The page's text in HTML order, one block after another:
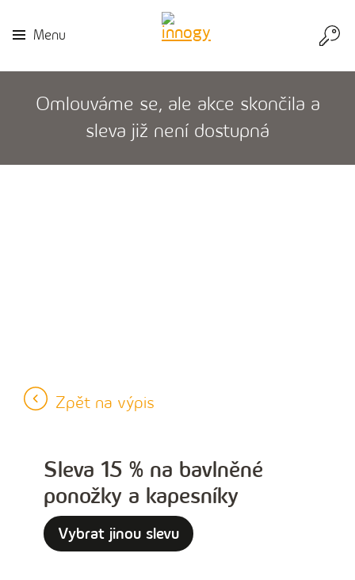
Menu
Omlouváme se, ale akce skončila a
sleva již není dostupná
Zpět na výpis
Sleva 15 % na bavlněné
ponožky a kapesníky
Vybrat jinou slevu